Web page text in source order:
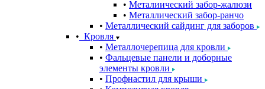
Металиический забор-жалюзи
Металлический забор-ранчо
Металлический сайдинг для заборов
Кровля
Металлочерепица для кровли
Фальцевые панели и доборные
элементы кровли
Профнастил для крыши